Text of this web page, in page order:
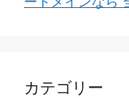
カテゴリー